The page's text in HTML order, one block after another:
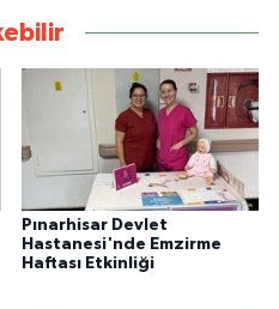
Pınarhisar Devlet
Hastanesi'nde Emzirme
Haftası Etkinliği